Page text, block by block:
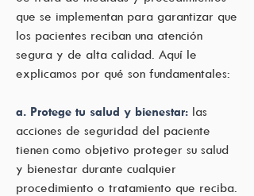
que se implementan para garantizar que
los pacientes reciban una atención
segura y de alta calidad. Aquí le
explicamos por qué son fundamentales:
a. Protege tu salud y bienestar: las
acciones de seguridad del paciente
tienen como objetivo proteger su salud
y bienestar durante cualquier
procedimiento o tratamiento que reciba.